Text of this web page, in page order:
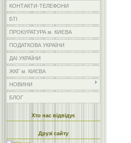
КОНТАКТИ-ТЕЛЕФОНИ
БТІ
ПРОКУРАТУРА м. КИЄВА
ПОДАТКОВА УКРАЇНИ
ДАІ УКРАЇНИ
ЖКГ м. КИЄВА
НОВИНИ
БЛОГ
Хто нас відвідує
Друзі сайту